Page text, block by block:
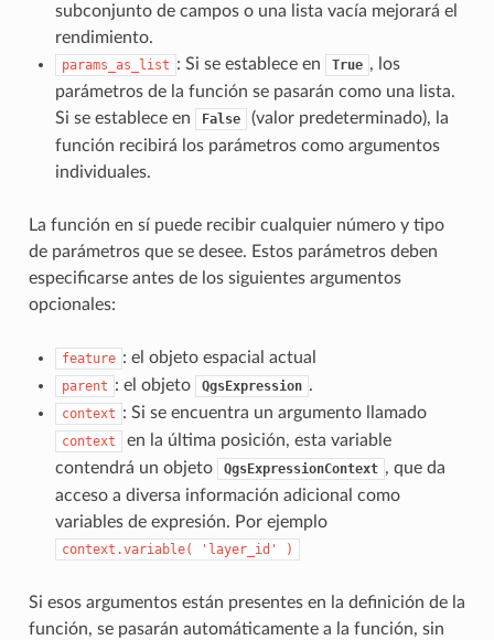
subconjunto de campos o una lista vacía mejorará el
rendimiento.
params_as_list : Si se establece en True , los
parámetros de la función se pasarán como una lista.
Si se establece en
False
(valor predeterminado), la
función recibirá los parámetros como argumentos
individuales.
La función en sí puede recibir cualquier número y tipo
de parámetros que se desee. Estos parámetros deben
especificarse antes de los siguientes argumentos
opcionales:
feature : el objeto espacial actual
parent : el objeto QgsExpression .
context : Si se encuentra un argumento llamado
context
en la última posición, esta variable
contendrá un objeto
QgsExpressionContext , que da
acceso a diversa información adicional como
variables de expresión. Por ejemplo
context.variable( 'layer_id' )
Si esos argumentos están presentes en la definición de la
función, se pasarán automáticamente a la función, sin